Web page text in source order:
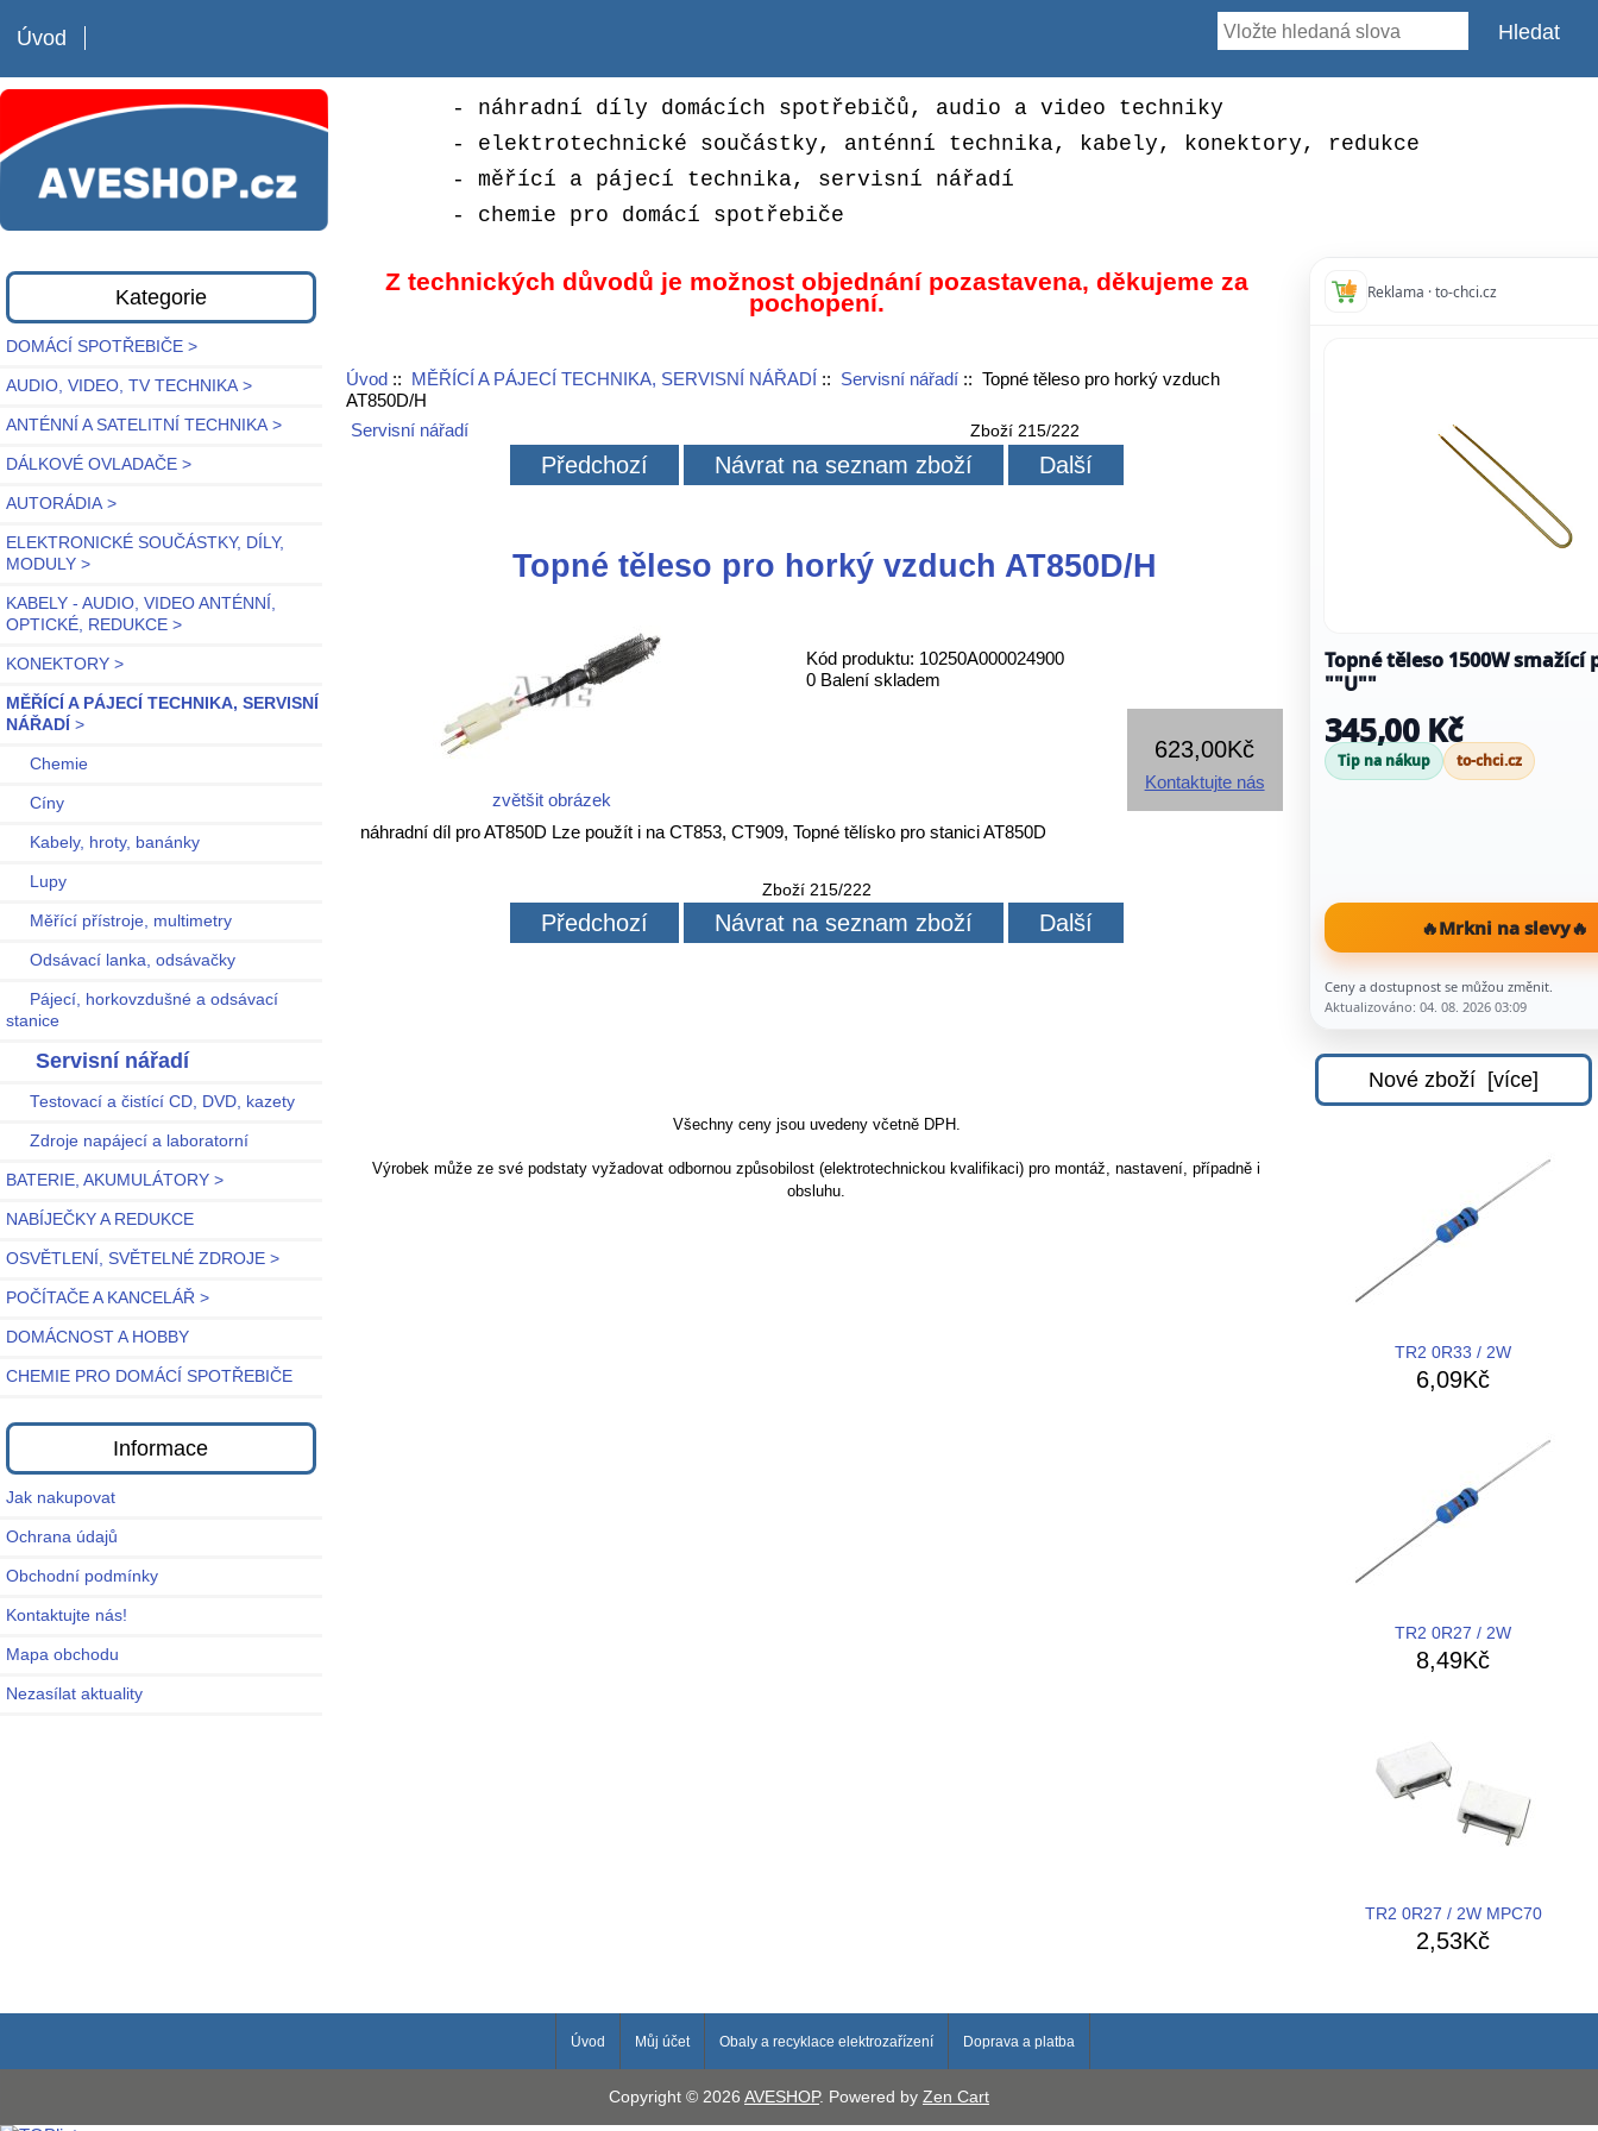
Úvod
- náhradní díly domácích spotřebičů, audio a video techniky
- elektrotechnické součástky, anténní technika, kabely, konektory, redukce
- měřící a pájecí technika, servisní nářadí
- chemie pro domácí spotřebiče
Kategorie
DOMÁCÍ SPOTŘEBIČE >
AUDIO, VIDEO, TV TECHNIKA >
ANTÉNNÍ A SATELITNÍ TECHNIKA >
DÁLKOVÉ OVLADAČE >
AUTORÁDIA >
ELEKTRONICKÉ SOUČÁSTKY, DÍLY,
MODULY >
KABELY - AUDIO, VIDEO ANTÉNNÍ,
OPTICKÉ, REDUKCE >
KONEKTORY >
MĚŘÍCÍ A PÁJECÍ TECHNIKA, SERVISNÍ
NÁŘADÍ >
Chemie
Cíny
Kabely, hroty, banánky
Lupy
Měřící přístroje, multimetry
Odsávací lanka, odsávačky
Pájecí, horkovzdušné a odsávací
stanice
Servisní nářadí
Testovací a čistící CD, DVD, kazety
Zdroje napájecí a laboratorní
BATERIE, AKUMULÁTORY >
NABÍJEČKY A REDUKCE
OSVĚTLENÍ, SVĚTELNÉ ZDROJE >
POČÍTAČE A KANCELÁŘ >
DOMÁCNOST A HOBBY
CHEMIE PRO DOMÁCÍ SPOTŘEBIČE
Informace
Jak nakupovat
Ochrana údajů
Obchodní podmínky
Kontaktujte nás!
Mapa obchodu
Nezasílat aktuality
Z technických důvodů je možnost objednání pozastavena, děkujeme za
pochopení.
Úvod:: MĚŘÍCÍ A PÁJECÍ TECHNIKA, SERVISNÍ NÁŘADÍ :: Servisní nářadí:: Topné těleso pro horký vzduch
AT850D/H
Servisní nářadí
Zboží 215/222
Předchozí Návrat na seznam zboží Další
Topné těleso pro horký vzduch AT850D/H
zvětšit obrázek
Kód produktu: 10250A000024900
0 Balení skladem
623,00Kč
Kontaktujte nás
náhradní díl pro AT850D Lze použít i na CT853, CT909, Topné tělísko pro stanici AT850D
Zboží 215/222
Předchozí Návrat na seznam zboží Další
Všechny ceny jsou uvedeny včetně DPH.
Výrobek může ze své podstaty vyžadovat odbornou způsobilost (elektrotechnickou kvalifikaci) pro montáž, nastavení, případně i
obsluhu.
Reklama · to-chci.cz
Topné těleso 1500W smažící
""U""
345,00 Kč
Tip na nákup to-chci.cz
🔥Mrkni na slevy🔥
Ceny a dostupnost se můžou změnit.
Aktualizováno: 04. 08. 2026 03:09
Nové zboží [více]
TR2 0R33 / 2W
6,09Kč
TR2 0R27 / 2W
8,49Kč
TR2 0R27 / 2W MPC70
2,53Kč
Úvod Můj účet Obaly a recyklace elektrozařízení Doprava a platba
Copyright © 2026 AVESHOP. Powered by Zen Cart